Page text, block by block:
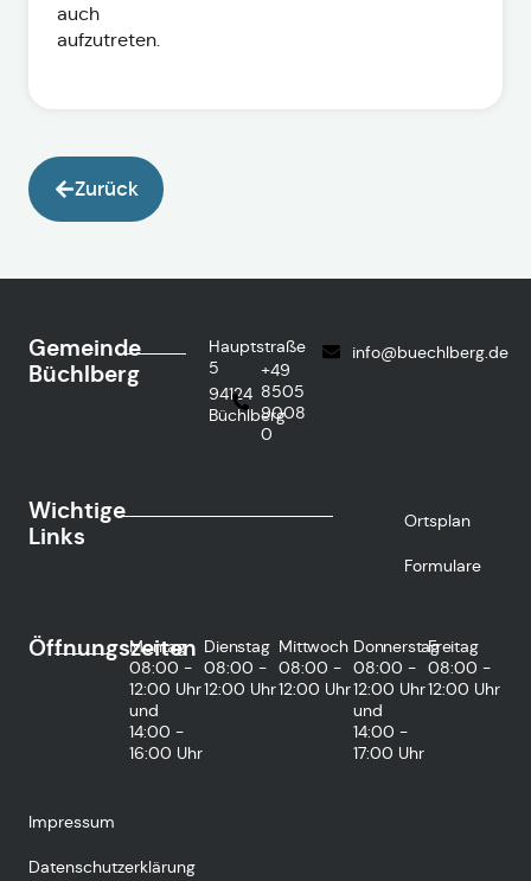
auch
aufzutreten.
Zurück
Gemeinde
Büchlberg
Hauptstraße
5
94124
Büchlberg
+49
8505
9008
0
info@buechlberg.de
Wichtige
Links
Ortsplan
Formulare
Öffnungszeiten
Montag
08:00 -
12:00 Uhr
und
14:00 -
16:00 Uhr
Dienstag
08:00 -
12:00 Uhr
Mittwoch
08:00 -
12:00 Uhr
Donnerstag
08:00 -
12:00 Uhr
und
14:00 -
17:00 Uhr
Freitag
08:00 -
12:00 Uhr
Impressum
Datenschutzerklärung